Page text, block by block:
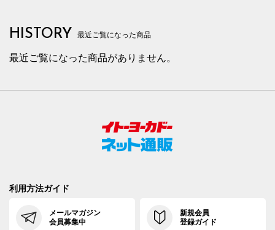
HISTORY 最近ご覧になった商品
最近ご覧になった商品がありません。
利用方法ガイド
メールマガジン
会員募集中
新規会員
登録ガイド